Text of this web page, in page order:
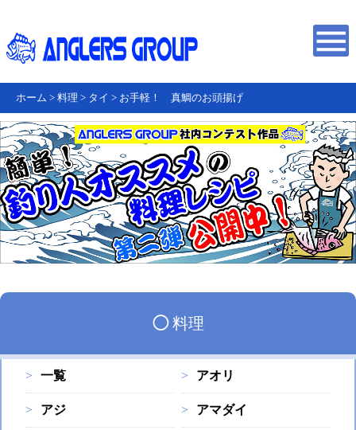
ホーム > 料理 > タイ > お手軽！ 真鯛のお頭揚げ
◯料理
一覧 アオリ
アジ アマダイ